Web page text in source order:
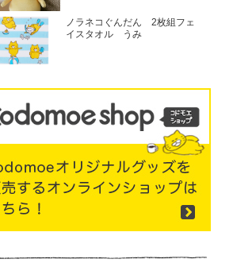
ノラネコぐんだん 2枚組フェ
イスタオル うみ